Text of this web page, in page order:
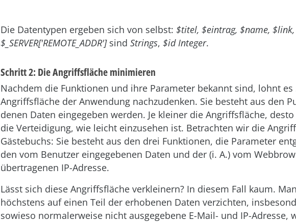
Die Datentypen ergeben sich von selbst: $titel, $eintrag, $name,
$_SERVER['REMOTE_ADDR']sind Strings, $id Integer.
Schritt 2: Die Angriffsfläche minimieren
Nachdem die Funktionen und ihre Parameter bekannt sind, lohnt
Angriffsfläche der Anwendung nachzudenken. Sie besteht aus den
denen Daten eingegeben werden. Je kleiner die Angriffsfläche,
die Verteidigung, wie leicht einzusehen ist. Betrachten wir die
Gästebuchs: Sie besteht aus den drei Funktionen, die Parameter
den vom Benutzer eingegebenen Daten und der (i. A.) vom
übertragenen IP-Adresse.
Lässt sich diese Angriffsfläche verkleinern? In diesem Fall kaum.
höchstens auf einen Teil der erhobenen Daten verzichten,
sowieso normalerweise nicht ausgegebene E-Mail- und IP-Adresse,